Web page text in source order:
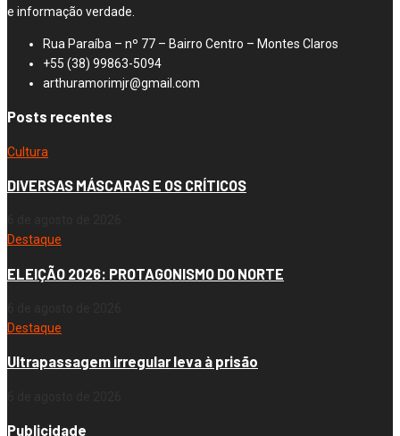
e informação verdade.
Rua Paraíba – nº 77 – Bairro Centro – Montes Claros
+55 (38) 99863-5094
arthuramorimjr@gmail.com
Posts recentes
Cultura
DIVERSAS MÁSCARAS E OS CRÍTICOS
Destaque
ELEIÇÃO 2026: PROTAGONISMO DO NORTE
Destaque
Ultrapassagem irregular leva à prisão
Publicidade